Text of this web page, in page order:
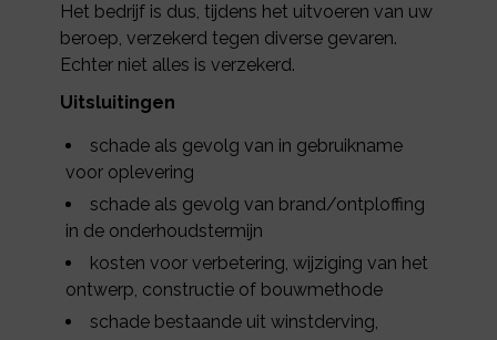
Het bedrijf is dus, tijdens het uitvoeren van uw
beroep, verzekerd tegen diverse gevaren.
Echter niet alles is verzekerd.
Uitsluitingen
schade als gevolg van in gebruikname
voor oplevering
schade als gevolg van brand/ontploffing
in de onderhoudstermijn
kosten voor verbetering, wijziging van het
ontwerp, constructie of bouwmethode
schade bestaande uit winstderving,